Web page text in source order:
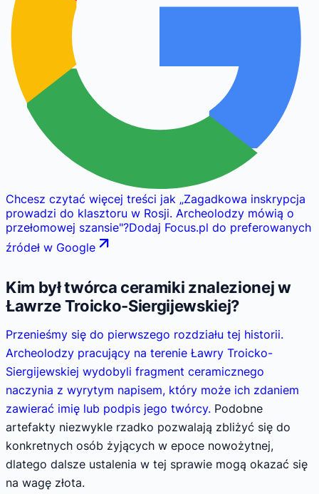
Chcesz czytać więcej treści jak „Zagadkowa inskrypcja
prowadzi do klasztoru w Rosji. Archeolodzy mówią o
przełomowej szansie"?Dodaj Focus.pl do preferowanych
źródeł w Google
Kim był twórca ceramiki znalezionej w
Ławrze Troicko-Siergijewskiej?
Przenieśmy się do pierwszego rozdziału tej historii.
Archeolodzy pracujący na terenie Ławry Troicko-
Siergijewskiej wydobyli fragment ceramicznego
naczynia z wyrytym napisem, który może ich zdaniem
zawierać imię lub podpis jego twórcy. Podobne
artefakty niezwykle rzadko pozwalają zbliżyć się do
konkretnych osób żyjących w epoce nowożytnej,
dlatego dalsze ustalenia w tej sprawie mogą okazać się
na wagę złota.